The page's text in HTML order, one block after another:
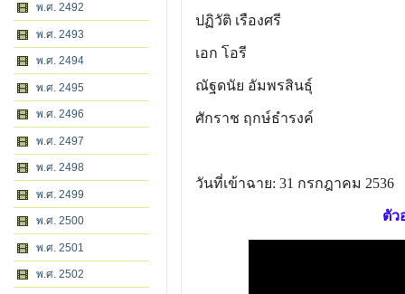
พ.ศ. 2492
พ.ศ. 2493
พ.ศ. 2494
พ.ศ. 2495
พ.ศ. 2496
พ.ศ. 2497
พ.ศ. 2498
พ.ศ. 2499
พ.ศ. 2500
พ.ศ. 2501
พ.ศ. 2502
ปฏิวัติ เรืองศรี
เอก โอรี
ณัฐดนัย อัมพรสินธุ์
ศักราช ฤกษ์ธำรงค์
วันที่เข้าฉาย: 31 กรกฎาคม 2536
ตัว